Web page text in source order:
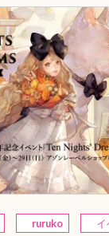
ruruko イ